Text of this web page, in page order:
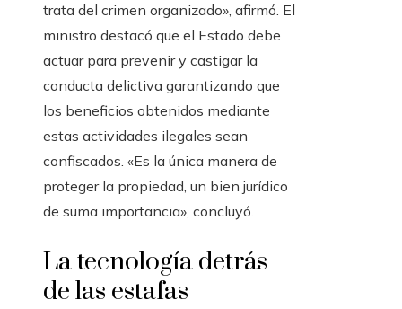
trata del crimen organizado», afirmó. El
ministro destacó que el Estado debe
actuar para prevenir y castigar la
conducta delictiva garantizando que
los beneficios obtenidos mediante
estas actividades ilegales sean
confiscados. «Es la única manera de
proteger la propiedad, un bien jurídico
de suma importancia», concluyó.
La tecnología detrás
de las estafas